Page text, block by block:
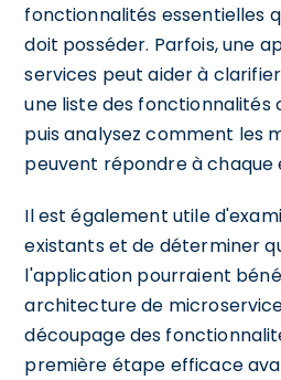
fonctionnalités essentielles
doit posséder. Parfois, une
services peut aider à
une liste des fonctionnalités
puis analysez comment les
peuvent répondre à chaque
Il est également utile
existants et de déterminer
l'application pourraient
architecture de
découpage des
première étape efficace